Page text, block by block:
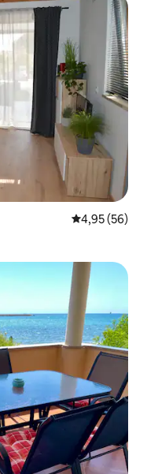
Gemiddelde
4,95 (56)